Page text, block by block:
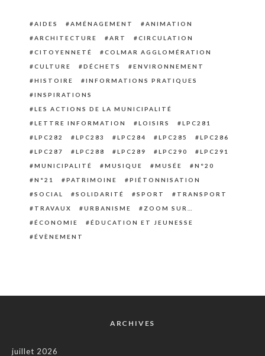
AIDES AMÉNAGEMENT
ANIMATION
ARCHITECTURE
ART
CIRCULATION
CITOYENNETÉ
COLMAR AGGLOMÉRATION
CULTURE
DÉCHETS
ENVIRONNEMENT
HISTOIRE
INFORMATIONS PRATIQUES
INSPIRATIONS
LES ACTIONS DE LA MUNICIPALITÉ
LETTRE INFORMATION
LOISIRS
LPC281
LPC282
LPC283 LPC284 LPC285
LPC286
LPC287
LPC288 LPC289 LPC290
LPC291
MUNICIPALITÉ
MUSIQUE MUSÉE
N°20
N°21
PATRIMOINE
PIÉTONNISATION
SOCIAL
SOLIDARITÉ SPORT
TRANSPORT
TRAVAUX
URBANISME
ZOOM SUR…
ÉCONOMIE
ÉDUCATION ET JEUNESSE
ÉVÈNEMENT
ARCHIVES
juillet 2026